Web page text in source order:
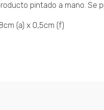
pintado a mano.
(a) x 0,5cm (f)